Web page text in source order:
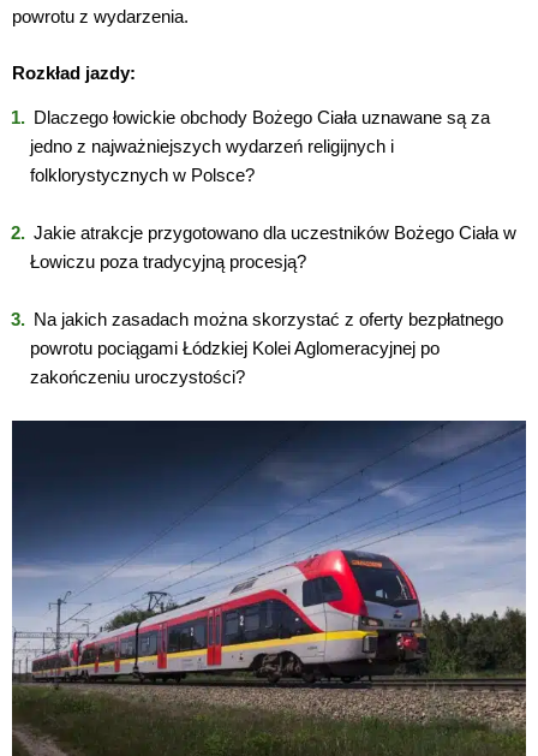
powrotu z wydarzenia.
Rozkład jazdy:
Dlaczego łowickie obchody Bożego Ciała uznawane są za
jedno z najważniejszych wydarzeń religijnych i
folklorystycznych w Polsce?
Jakie atrakcje przygotowano dla uczestników Bożego Ciała w
Łowiczu poza tradycyjną procesją?
Na jakich zasadach można skorzystać z oferty bezpłatnego
powrotu pociągami Łódzkiej Kolei Aglomeracyjnej po
zakończeniu uroczystości?